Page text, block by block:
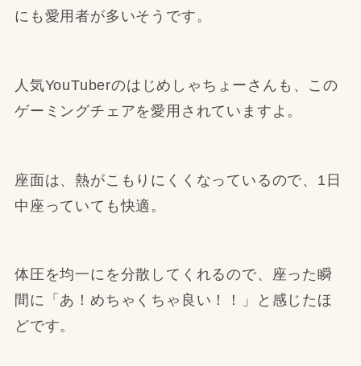
にも愛用者が多いそうです。
人気YouTuberのはじめしゃちょーさんも、この
ゲーミングチェアを愛用されていますよ。
座面は、熱がこもりにくくなっているので、1日
中座っていても快適。
体圧を均一にを分散してくれるので、座った瞬
間に「あ！めちゃくちゃ良い！！」と感じたほ
どです。